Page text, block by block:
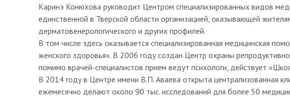
Каринэ Конюхова руководит Центром специализированных видов
единственной в Тверской области организацией, оказывающей
дерматовенерологического и других профилей.
В том числе здесь оказывается специализированная медицинская
женского здоровья». В 2006 году создан Центр охраны
помимо врачей-специалистов прием ведут психологи, действует
В 2014 году в Центре имени В.П. Аваева открыта централизованная
ежемесячно делают около 90 тыс. исследований для более 50